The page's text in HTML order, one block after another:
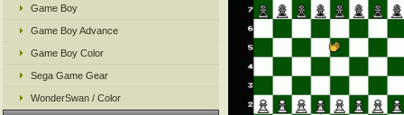
Game Boy
Game Boy Advance
Game Boy Color
Sega Game Gear
WonderSwan / Color